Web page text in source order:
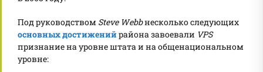
Под руководством Steve Webbнесколько следующих
основных достиженийрайона завоевали VPS
признание на уровне штата и на общенациональном
уровне: